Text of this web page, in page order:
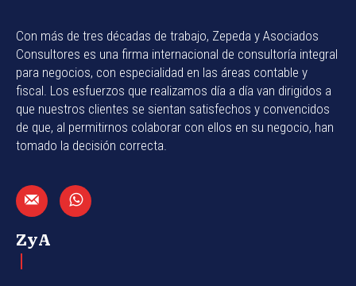
Con más de tres décadas de trabajo, Zepeda y Asociados
Consultores es una firma internacional de consultoría integral
para negocios, con especialidad en las áreas contable y
fiscal. Los esfuerzos que realizamos día a día van dirigidos a
que nuestros clientes se sientan satisfechos y convencidos
de que, al permitirnos colaborar con ellos en su negocio, han
tomado la decisión correcta.
ZyA